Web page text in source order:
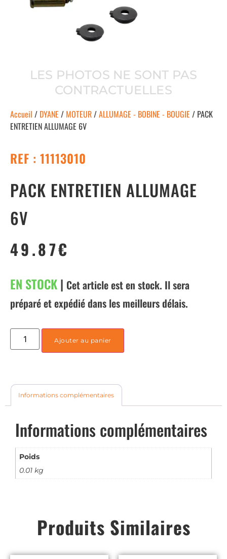
LES PHOTOS NE SONT PAS
CONTRACTUELLES
Accueil / DYANE / MOTEUR/ALLUMAGE - BOBINE - BOUGIE / PACK
ENTRETIEN ALLUMAGE 6V
REF : 11113010
PACK ENTRETIEN ALLUMAGE
6V
49.87€
EN STOCK| Cet article est en stock. Il sera
préparé et expédié dans les meilleurs délais.
Ajouter au panier
Informations complémentaires
Informations complémentaires
Poids
0.01 kg
Produits Similaires